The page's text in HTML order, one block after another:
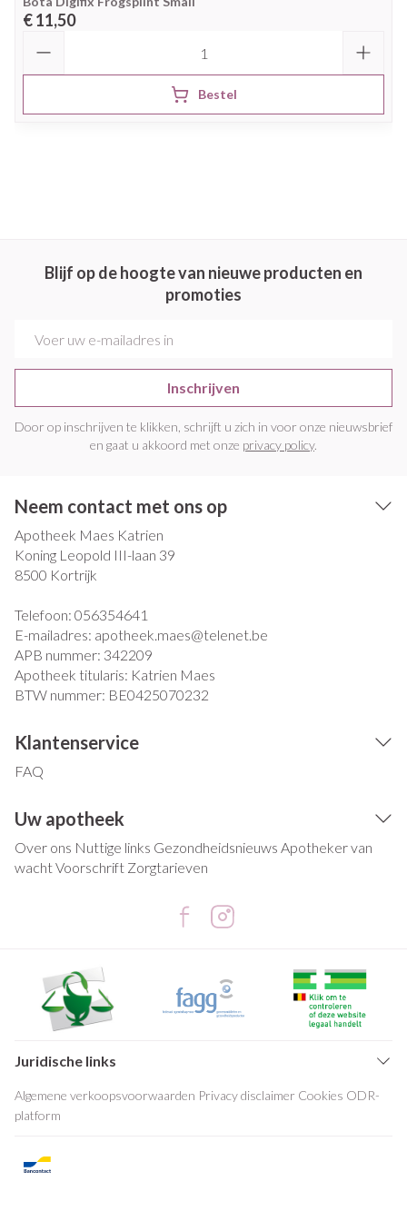
€ 11,50
Bestel
Blijf op de hoogte van nieuwe producten en
promoties
Inschrijven
Door op inschrijven te klikken, schrijft u zich in voor onze nieuwsbrief
en gaat u akkoord met onze privacy policy.
Neem contact met ons op
Apotheek Maes Katrien
Koning Leopold III-laan 39
8500 Kortrijk
Telefoon: 056354641
E-mailadres: apotheek.maes@telenet.be
APB nummer: 342209
Apotheek titularis: Katrien Maes
BTW nummer: BE0425070232
Klantenservice
FAQ
Uw apotheek
Over ons Nuttige links Gezondheidsnieuws Apotheker van
wachtVoorschrift Zorgtarieven
Juridische links
Algemene verkoopsvoorwaarden Privacy disclaimer Cookies ODR-
platform